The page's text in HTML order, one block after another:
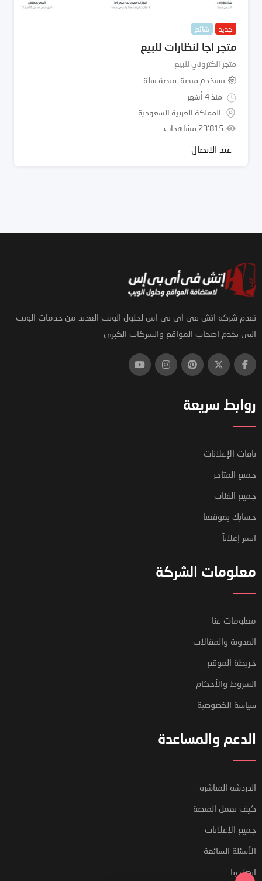
جديد شائع
متجر اجا لنظارات للبيع
متجر الكتروني للبيع
يستخدم منصة منصة سلة
منذ 4 أشهر
المملكة العربية السعودية
23٬815 مشاهدات
عند الاتصال
تقدم شركة اتش فى اى بى اس لحلول الويب العديد من خدمات الويب
التى تخدم اصحاب المواقع والشركات الكبرى
روابط سريعة
باقات الإعلانات
جميع المتاجر
جميع الفئات
حسابك بموقعنا
انشر إعلاناً
معلومات الشركة
معلومات عنا
المدونة والمقالات
خريطة الموقع
الشروط والأحكام
سياسة الخصوصية
الدعم والمساعدة
الدردشة المباشرة
كيف تعمل المنصة
جميع الإعلانات
الأسئلة الشائعة
اتصل بنا
على أسئلتك. أسألنا أي شيء!
مرحبًا ، كيف يمكنني المساعدة؟